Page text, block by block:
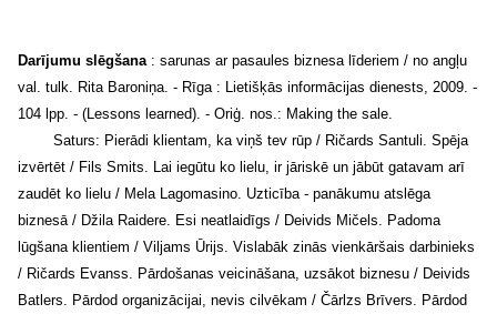
Darījumu slēgšana: sarunas ar pasaules biznesa līderiem / no angļu
val. tulk. Rita Baroniņa. - Rīga : Lietišķās informācijas dienests, 2009. -
104 lpp. - (Lessons learned). - Oriģ. nos.: Making the sale.
Saturs: Pierādi klientam, ka viņš tev rūp / Ričards Santuli. Spēja
izvērtēt / Fils Smits. Lai iegūtu ko lielu, ir jāriskē un jābūt gatavam arī
zaudēt ko lielu / Mela Lagomasino. Uzticība - panākumu atslēga
biznesā / Džila Raidere. Esi neatlaidīgs / Deivids Mičels. Padoma
lūgšana klientiem / Viljams Ūrijs. Vislabāk zinās vienkāršais darbinieks
/ Ričards Evanss. Pārdošanas veicināšana, uzsākot biznesu / Deivids
Batlers. Pārdod organizācijai, nevis cilvēkam / Čārlzs Brīvers. Pārdod